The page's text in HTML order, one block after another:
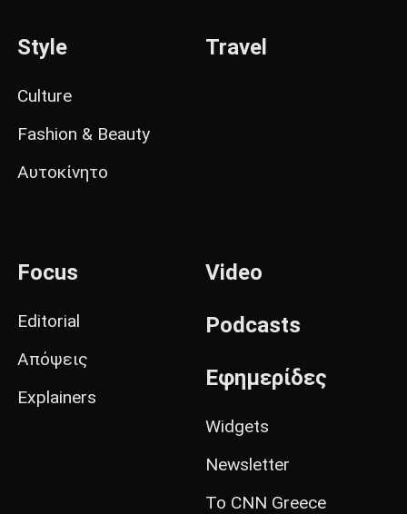
Style
Culture
Fashion & Beauty
Αυτοκίνητο
Travel
Focus
Editorial
Απόψεις
Explainers
Video
Podcasts
Εφημερίδες
Widgets
Newsletter
Το CNN Greece